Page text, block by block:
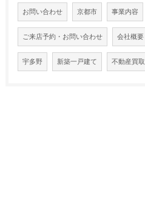
お問い合わせ 京都市 事業内容
ご来店予約・お問い合わせ 会社概要
宇多野 新築一戸建て 不動産買取